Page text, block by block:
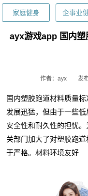
家庭健身 企事业
ayx游戏app 国内塑
作者：ayx 发
国内塑胶跑道材料质量
发展迅猛，但由于一些
安全性和耐久性的担忧
关部门加大了对塑胶跑
于严格。材料环境友好